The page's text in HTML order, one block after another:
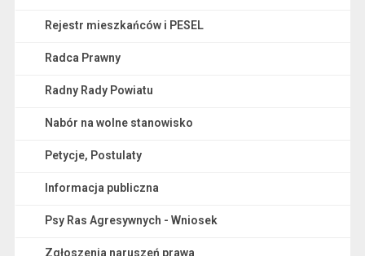
Rejestr mieszkańców i PESEL
Radca Prawny
Radny Rady Powiatu
Nabór na wolne stanowisko
Petycje, Postulaty
Informacja publiczna
Psy Ras Agresywnych - Wniosek
Zgłoszenia naruszeń prawa